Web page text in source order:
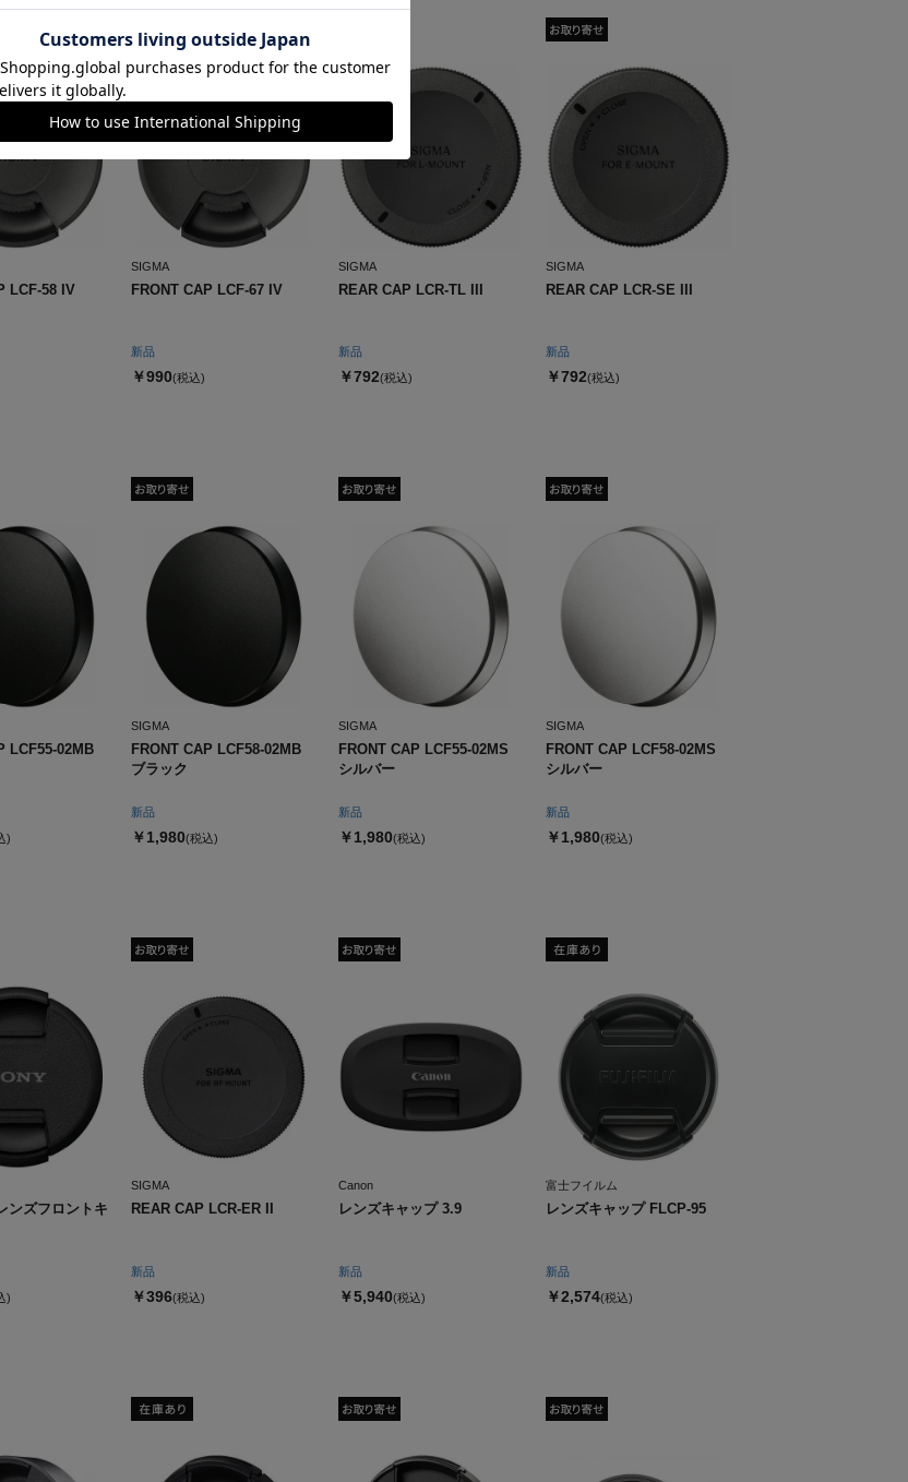
LCF-58 IV
新品
SIGMA
FRONT CAP LCF-67 IV
￥990(税込)
新品
SIGMA
REAR CAP LCR-TL III
￥792(税込)
新品
SIGMA
REAR CAP LCR-SE III
￥792(税込)
LCF55-02MB
)
新品
SIGMA
FRONT CAP LCF58-02MB
ブラック
￥1,980(税込)
新品
SIGMA
FRONT CAP LCF55-02MS
シルバー
￥1,980(税込)
新品
SIGMA
FRONT CAP LCF58-02MS
シルバー
￥1,980(税込)
ンズフロントキ
)
新品
SIGMA
REAR CAP LCR-ER II
￥396(税込)
新品
Canon
レンズキャップ 3.9
￥5,940(税込)
新品
富士フイルム
レンズキャップ FLCP-95
￥2,574(税込)